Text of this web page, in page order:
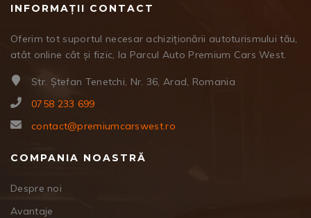
INFORMAȚII CONTACT
Oferim tot suportul necesar achiziționării autoturismului tău,
atât online cât și fizic, la Parcul Auto Premium Cars West.
Str. Ștefan Tenetchi, Nr. 36, Arad, Romania
0758 233 699
contact@premiumcarswest.ro
COMPANIA NOASTRĂ
Despre noi
Avantaje